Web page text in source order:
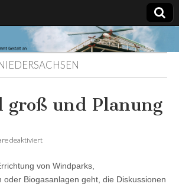
groß und Planung
deaktiviertfür
und
Planung
von Windparks,
oder Biogasanlagen geht, die Diskussionen